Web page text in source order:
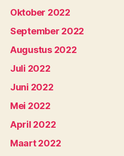
Oktober 2022
September 2022
Augustus 2022
Juli 2022
Juni 2022
Mei 2022
April 2022
Maart 2022